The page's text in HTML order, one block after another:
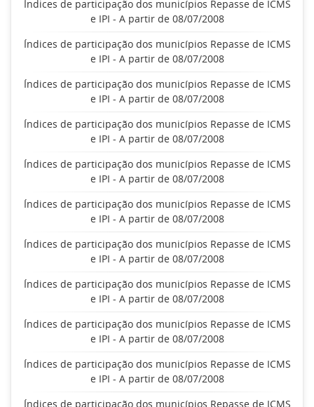
Índices de participação dos municípios Repasse de ICMS
e IPI - A partir de 08/07/2008
Índices de participação dos municípios Repasse de ICMS
e IPI - A partir de 08/07/2008
Índices de participação dos municípios Repasse de ICMS
e IPI - A partir de 08/07/2008
Índices de participação dos municípios Repasse de ICMS
e IPI - A partir de 08/07/2008
Índices de participação dos municípios Repasse de ICMS
e IPI - A partir de 08/07/2008
Índices de participação dos municípios Repasse de ICMS
e IPI - A partir de 08/07/2008
Índices de participação dos municípios Repasse de ICMS
e IPI - A partir de 08/07/2008
Índices de participação dos municípios Repasse de ICMS
e IPI - A partir de 08/07/2008
Índices de participação dos municípios Repasse de ICMS
e IPI - A partir de 08/07/2008
Índices de participação dos municípios Repasse de ICMS
e IPI - A partir de 08/07/2008
Índices de participação dos municípios Repasse de ICMS